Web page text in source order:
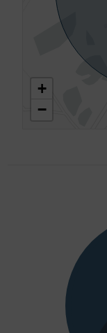
+
−